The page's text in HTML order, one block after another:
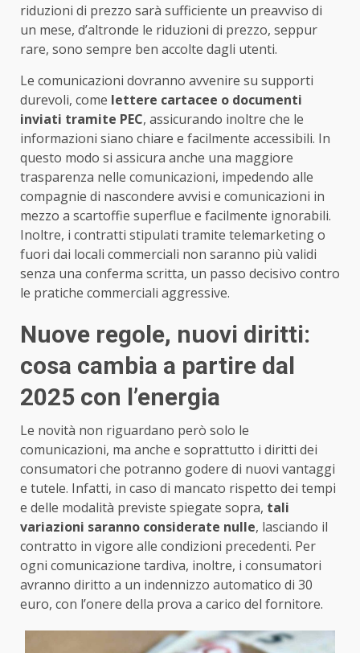
riduzioni di prezzo sarà sufficiente un preavviso di
un mese, d’altronde le riduzioni di prezzo, seppur
rare, sono sempre ben accolte dagli utenti.
Le comunicazioni dovranno avvenire su supporti
durevoli, come lettere cartacee o documenti
inviati tramite PEC, assicurando inoltre che le
informazioni siano chiare e facilmente accessibili. In
questo modo si assicura anche una maggiore
trasparenza nelle comunicazioni, impedendo alle
compagnie di nascondere avvisi e comunicazioni in
mezzo a scartoffie superflue e facilmente ignorabili.
Inoltre, i contratti stipulati tramite telemarketing o
fuori dai locali commerciali non saranno più validi
senza una conferma scritta, un passo decisivo contro
le pratiche commerciali aggressive.
Nuove regole, nuovi diritti:
cosa cambia a partire dal
2025 con l’energia
Le novità non riguardano però solo le
comunicazioni, ma anche e soprattutto i diritti dei
consumatori che potranno godere di nuovi vantaggi
e tutele. Infatti, in caso di mancato rispetto dei tempi
e delle modalità previste spiegate sopra, tali
variazioni saranno considerate nulle, lasciando il
contratto in vigore alle condizioni precedenti. Per
ogni comunicazione tardiva, inoltre, i consumatori
avranno diritto a un indennizzo automatico di 30
euro, con l’onere della prova a carico del fornitore.